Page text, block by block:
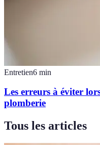
Entretien6 min
Les erreurs à éviter
plomberie
Tous les articles